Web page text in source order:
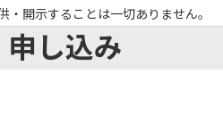
・開示することは一切ありません。
し込み